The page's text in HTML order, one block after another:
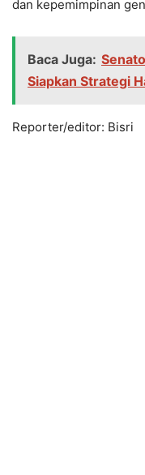
dan kepemimpinan
Baca Juga:
Siapkan Strategi
Reporter/editor: Bisri